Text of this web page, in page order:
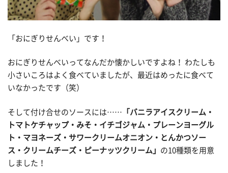
「おにぎりせんべい」です！
おにぎりせんべいってなんだか懐かしいですよね！ わたしも
小さいころはよく食べていましたが、最近はめったに食べて
いなかったです（笑）
そして付け合せのソースには…… 「バニラアイスクリーム・
トマトケチャップ・みそ・イチゴジャム・プレーンヨーグル
ト・マヨネーズ・サワークリームオニオン・とんかつソー
ス・クリームチーズ・ピーナッツクリーム」 の10種類を用意
しました！